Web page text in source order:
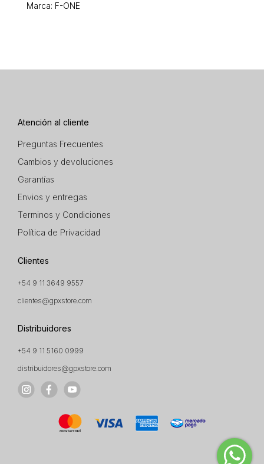
Marca: F-ONE
Atención al cliente
Preguntas Frecuentes
Cambios y devoluciones
Garantías
Envios y entregas
Terminos y Condiciones
Política de Privacidad
Clientes
+54 9 11 3649 9557
clientes@gpxstore.com
Distribuidores
+54 9 11 5160 0999
distribuidores@gpxstore.com